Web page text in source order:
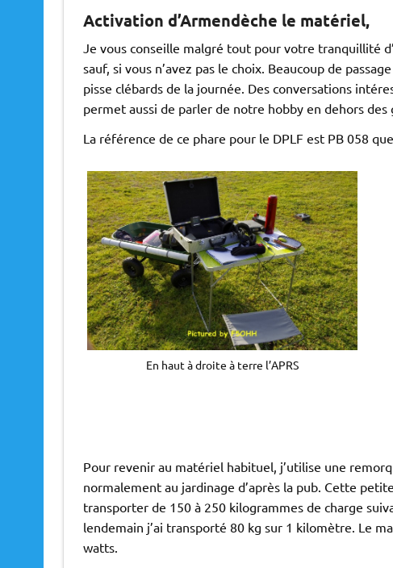
Activation d’Armendèche le matériel,
Je vous conseille malgré tout pour votre tranquillité
sauf, si vous n’avez pas le choix. Beaucoup de
pisse clébards de la journée. Des conversations
permet aussi de parler de notre hobby en dehors
La référence de ce phare pour le DPLF est PB 058
En haut à droite à terre l’APRS
Pour revenir au matériel habituel, j’utilise une
normalement au jardinage d’après la pub. Cette
transporter de 150 à 250 kilogrammes de charge
lendemain j’ai transporté 80 kg sur 1 kilomètre. Le
watts.